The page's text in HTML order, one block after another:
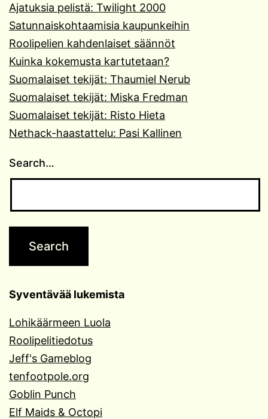
Ajatuksia pelistä: Twilight 2000
Satunnaiskohtaamisia kaupunkeihin
Roolipelien kahdenlaiset säännöt
Kuinka kokemusta kartutetaan?
Suomalaiset tekijät: Thaumiel Nerub
Suomalaiset tekijät: Miska Fredman
Suomalaiset tekijät: Risto Hieta
Nethack-haastattelu: Pasi Kallinen
Search…
Syventävää lukemista
Lohikäärmeen Luola
Roolipelitiedotus
Jeff's Gameblog
tenfootpole.org
Goblin Punch
Elf Maids & Octopi